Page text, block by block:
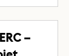
–